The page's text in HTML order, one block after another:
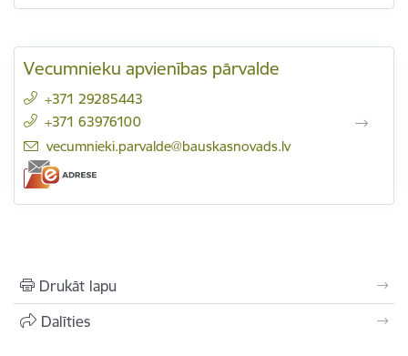
Vecumnieku apvienības pārvalde
+371 29285443
+371 63976100
E-pasts:
vecumnieki.parvalde@bauskasnovads.lv
Drukāt lapu
Dalīties